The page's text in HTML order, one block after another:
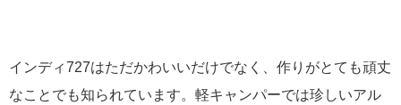
インディ727はただかわいいだけでなく、作りがとても頑丈
なことでも知られています。軽キャンパーでは珍しいアル